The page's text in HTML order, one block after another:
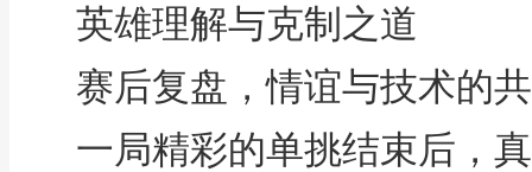
英雄理解与克制之道
赛后复盘，情谊与技术的
一局精彩的单挑结束后，